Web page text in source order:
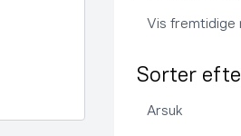
Vis fremtidige
Sorter
Arsuk